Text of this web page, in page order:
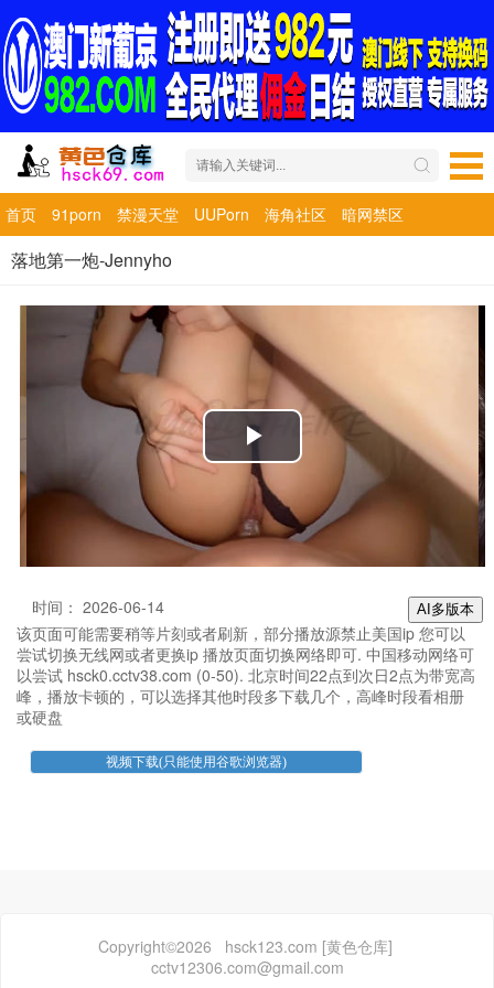
首页 91porn 禁漫天堂 UUPorn 海角社区 暗网禁区
落地第一炮-Jennyho
AI多版本
时间： 2026-06-14
该页面可能需要稍等片刻或者刷新，部分播放源禁止美国ip 您可以
尝试切换无线网或者更换ip 播放页面切换网络即可. 中国移动网络可
以尝试 hsck0.cctv38.com (0-50). 北京时间22点到次日2点为带宽高
峰，播放卡顿的，可以选择其他时段多下载几个，高峰时段看相册
或硬盘
Copyright©2026 hsck123.com [黄色仓库]
cctv12306.com@gmail.com